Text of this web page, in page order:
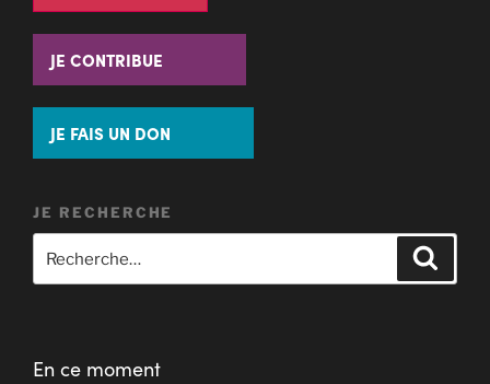
JE CONTRIBUE
JE FAIS UN DON
JE RECHERCHE
En ce moment